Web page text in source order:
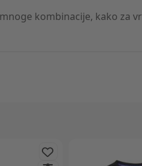
kombinacije, kako za